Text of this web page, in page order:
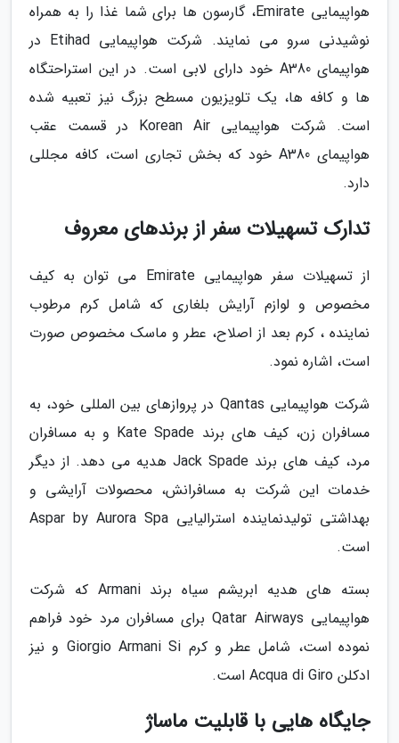
هواپیمایی Emirate، گارسون ها برای شما غذا را به همراه
نوشیدنی سرو می نمایند. شرکت هواپیمایی Etihad در
هواپیمای A380 خود دارای لابی است. در این استراحتگاه
ها و کافه ها، یک تلویزیون مسطح بزرگ نیز تعبیه شده
است. شرکت هواپیمایی Korean Air در قسمت عقب
هواپیمای A380 خود که بخش تجاری است، کافه مجللی
دارد.
تدارک تسهیلات سفر از برندهای معروف
از تسهیلات سفر هواپیمایی Emirate می توان به کیف
مخصوص و لوازم آرایش بلغاری که شامل کرم مرطوب
نماینده ، کرم بعد از اصلاح، عطر و ماسک مخصوص صورت
است، اشاره نمود.
شرکت هواپیمایی Qantas در پروازهای بین المللی خود، به
مسافران زن، کیف های برند Kate Spade و به مسافران
مرد، کیف های برند Jack Spade هدیه می دهد. از دیگر
خدمات این شرکت به مسافرانش، محصولات آرایشی و
بهداشتی تولیدنماینده استرالیایی Aspar by Aurora Spa
است.
بسته های هدیه ابریشم سیاه برند Armani که شرکت
هواپیمایی Qatar Airways برای مسافران مرد خود فراهم
نموده است، شامل عطر و کرم Giorgio Armani Si و نیز
ادکلن Acqua di Giro است.
جایگاه هایی با قابلیت ماساژ